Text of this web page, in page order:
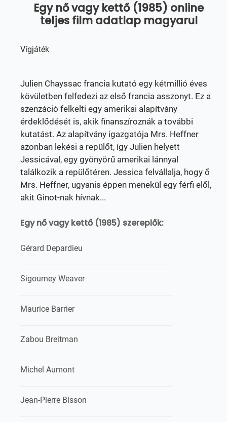
Egy nő vagy kettő (1985) online
teljes film adatlap magyarul
Vígjáték
Julien Chayssac francia kutató egy kétmillió éves
kövületben felfedezi az első francia asszonyt. Ez a
szenzáció felkelti egy amerikai alapítvány
érdeklődését is, akik finanszíroznák a további
kutatást. Az alapítvány igazgatója Mrs. Heffner
azonban lekési a repülőt, így Julien helyett
Jessicával, egy gyönyörű amerikai lánnyal
találkozik a repülőtéren. Jessica felvállalja, hogy ő
Mrs. Heffner, ugyanis éppen menekül egy férfi elől,
akit Ginot-nak hívnak...
Egy nő vagy kettő (1985) szereplők:
Gérard Depardieu
Sigourney Weaver
Maurice Barrier
Zabou Breitman
Michel Aumont
Jean-Pierre Bisson